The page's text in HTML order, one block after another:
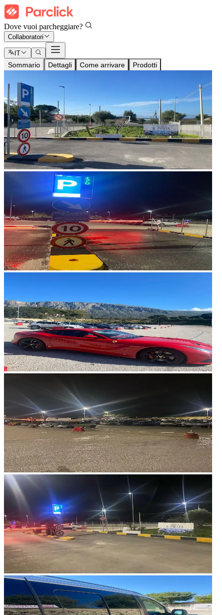
Dove vuoi parcheggiare?
Collaboratori
IT
Sommario Dettagli Come arrivare Prodotti